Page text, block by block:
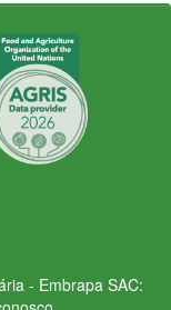
- Embrapa SAC: